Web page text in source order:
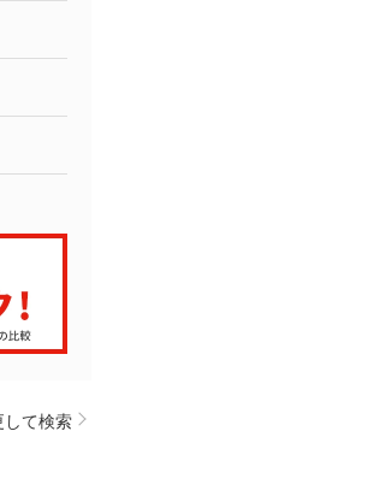
して検索